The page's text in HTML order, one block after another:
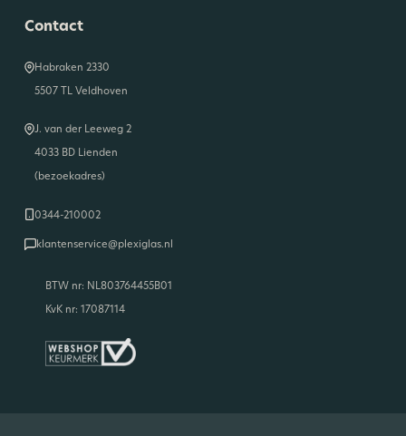
Contact
Habraken 2330
5507 TL Veldhoven
J. van der Leeweg 2
4033 BD Lienden
(bezoekadres)
0344-210002
klantenservice@plexiglas.nl
BTW nr: NL803764455B01
KvK nr: 17087114